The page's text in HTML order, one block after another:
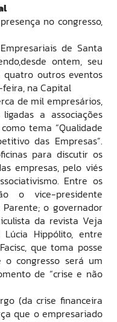
no congresso,
de Santa
ontem, seu
quatro outros eventos
na Capital
de mil empresários,
a associações
tema “Qualidade
das Empresas”.
para discutir os
empresas, pelo viés
Entre os
o vice-presidente
o governador
da revista Veja
Hippólito, entre
que toma posse
o congresso será um
de “crise e não
(da crise financeira
que o empresariado